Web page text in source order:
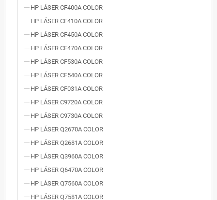
HP LÁSER CF400A COLOR
HP LÁSER CF410A COLOR
HP LÁSER CF450A COLOR
HP LÁSER CF470A COLOR
HP LÁSER CF530A COLOR
HP LÁSER CF540A COLOR
HP LÁSER CF031A COLOR
HP LÁSER C9720A COLOR
HP LÁSER C9730A COLOR
HP LÁSER Q2670A COLOR
HP LÁSER Q2681A COLOR
HP LÁSER Q3960A COLOR
HP LÁSER Q6470A COLOR
HP LÁSER Q7560A COLOR
HP LÁSER Q7581A COLOR